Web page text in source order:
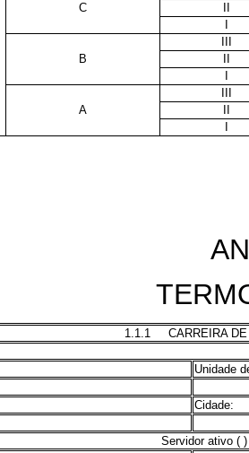
C
B
A
1.1.1 CARREIRA DE
Unidade
Cidade:
Servidor ativo (